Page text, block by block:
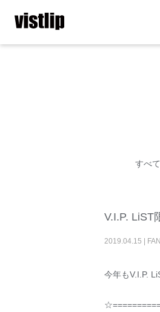
すべて
V.I.P. LiST
2019.04.15
今年もV.I.P.